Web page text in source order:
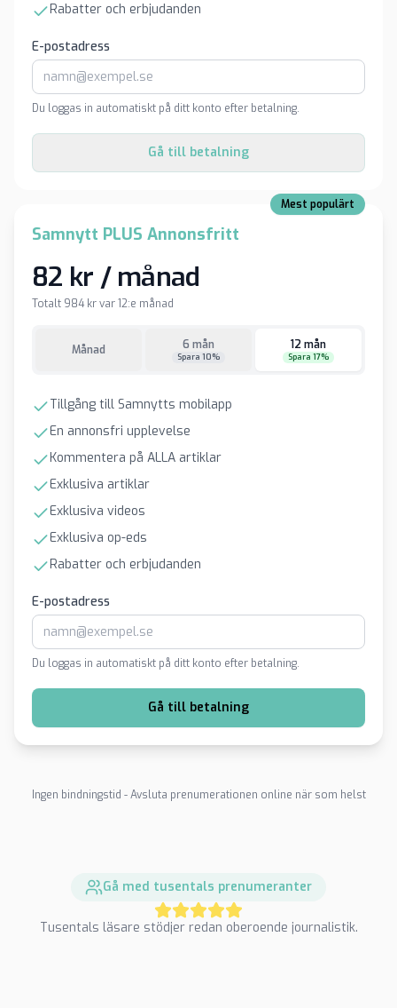
Rabatter och erbjudanden
E-postadress
Du loggas in automatiskt på ditt konto efter betalning.
Gå till betalning
Mest populärt
Samnytt PLUS Annonsfritt
82 kr / månad
Totalt 984 kr var 12:e månad
Månad 6 mån
Spara 10%
12 mån
Spara 17%
Tillgång till Samnytts mobilapp
En annonsfri upplevelse
Kommentera på ALLA artiklar
Exklusiva artiklar
Exklusiva videos
Exklusiva op-eds
Rabatter och erbjudanden
E-postadress
Du loggas in automatiskt på ditt konto efter betalning.
Gå till betalning
Ingen bindningstid - Avsluta prenumerationen online när som helst
Gå med tusentals prenumeranter
Tusentals läsare stödjer redan oberoende journalistik.